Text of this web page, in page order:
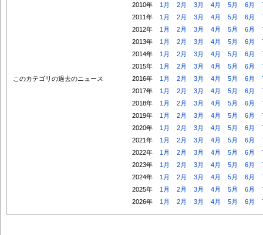
このカテゴリの過去のニュース
2010年 1月 2月 3月 4月 5月 6月
2011年
1月 2月 3月 4月 5月 6月
2012年
1月 2月 3月 4月 5月 6月
2013年
1月 2月 3月 4月 5月 6月
2014年
1月 2月 3月 4月 5月 6月
2015年
1月 2月 3月 4月 5月 6月
2016年
1月 2月 3月 4月 5月 6月
2017年
1月 2月 3月 4月 5月 6月
2018年
1月 2月 3月 4月 5月 6月
2019年
1月 2月 3月 4月 5月 6月
2020年
1月 2月 3月 4月 5月 6月
2021年
1月 2月 3月 4月 5月 6月
2022年
1月 2月 3月 4月 5月 6月
2023年
1月 2月 3月 4月 5月 6月
2024年
1月 2月 3月 4月 5月 6月
2025年
1月 2月 3月 4月 5月 6月
2026年
1月 2月 3月 4月 5月 6月